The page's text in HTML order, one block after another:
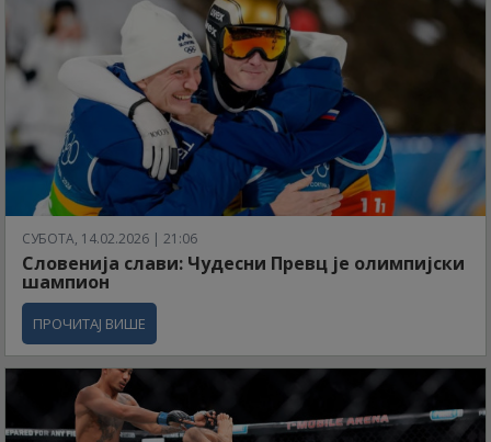
СУБОТА, 14.02.2026 | 21:06
Словенија слави: Чудесни Превц је олимпијски
шампион
ПРОЧИТАЈ ВИШЕ